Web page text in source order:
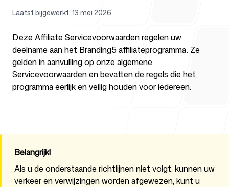
Home
Voor startups
Laatst bijgewerkt: 13 mei 2026
Deze Affiliate Servicevoorwaarden regelen uw
deelname aan het Branding5 affiliateprogramma. Ze
gelden in aanvulling op onze algemene
Servicevoorwaarden en bevatten de regels die het
programma eerlijk en veilig houden voor iedereen.
Belangrijk!
Als u de onderstaande richtlijnen niet volgt, kunnen uw
verkeer en verwijzingen worden afgewezen, kunt u